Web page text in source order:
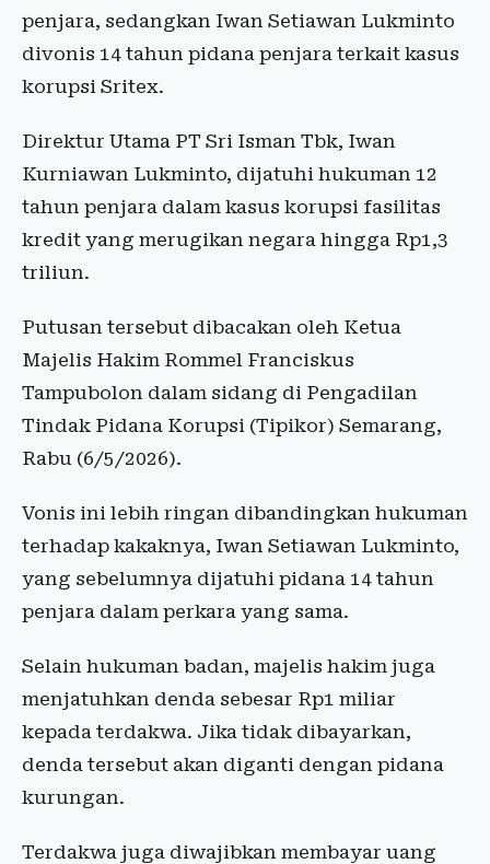
penjara, sedangkan Iwan Setiawan Lukminto
divonis 14 tahun pidana penjara terkait kasus
korupsi Sritex.
Direktur Utama PT Sri Isman Tbk, Iwan
Kurniawan Lukminto, dijatuhi hukuman 12
tahun penjara dalam kasus korupsi fasilitas
kredit yang merugikan negara hingga Rp1,3
triliun.
Putusan tersebut dibacakan oleh Ketua
Majelis Hakim Rommel Franciskus
Tampubolon dalam sidang di Pengadilan
Tindak Pidana Korupsi (Tipikor) Semarang,
Rabu (6/5/2026).
Vonis ini lebih ringan dibandingkan hukuman
terhadap kakaknya, Iwan Setiawan Lukminto,
yang sebelumnya dijatuhi pidana 14 tahun
penjara dalam perkara yang sama.
Selain hukuman badan, majelis hakim juga
menjatuhkan denda sebesar Rp1 miliar
kepada terdakwa. Jika tidak dibayarkan,
denda tersebut akan diganti dengan pidana
kurungan.
Terdakwa juga diwajibkan membayar uang